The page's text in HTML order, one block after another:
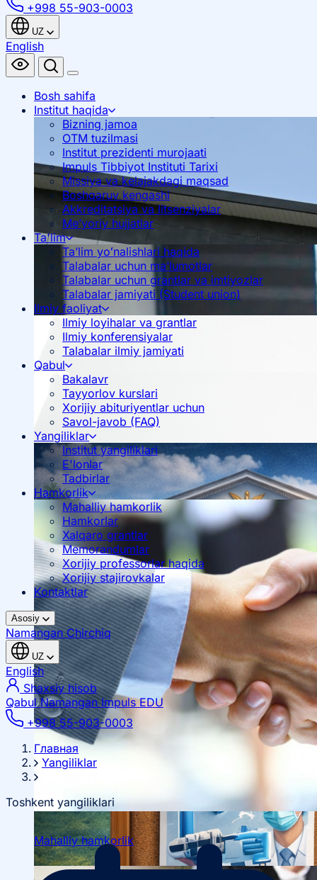
+998 55-903-0003
UZ
English
Bosh sahifa
Institut haqida
Bizning jamoa
OTM tuzilmasi
Institut prezidenti murojaati
Impuls Tibbiyot Instituti Tarixi
Missiya va kelajakdagi maqsad
Boshqaruv kengashi
Akkreditatsiya va litsenziyalar
Me’yoriy hujjatlar
Ta'lim
Ta’lim yoʻnalishlari haqida
Talabalar uchun ma’lumotlar
Talabalar uchun grantlar va imtiyozlar
Talabalar jamiyati (Student union)
Ilmiy faoliyat
Ilmiy loyihalar va grantlar
Ilmiy konferensiyalar
Talabalar ilmiy jamiyati
Qabul
Bakalavr
Tayyorlov kurslari
Xorijiy abituriyentlar uchun
Savol-javob (FAQ)
Yangiliklar
Institut yangiliklari
E'lonlar
Tadbirlar
Hamkorlik
Mahalliy hamkorlik
Mahalliy hamkorlik
Hamkorlar
Xalqaro grantlar
Memorandumlar
Xorijiy professorlar haqida
Xorijiy stajirovkalar
Kontaktlar
Asosiy
NamanganChirchiq
UZ
English
Shaxsiy hisob
Qabul Namangan Impuls EDU
+998 55-903-0003
Главная
Yangiliklar
Toshkent yangiliklari